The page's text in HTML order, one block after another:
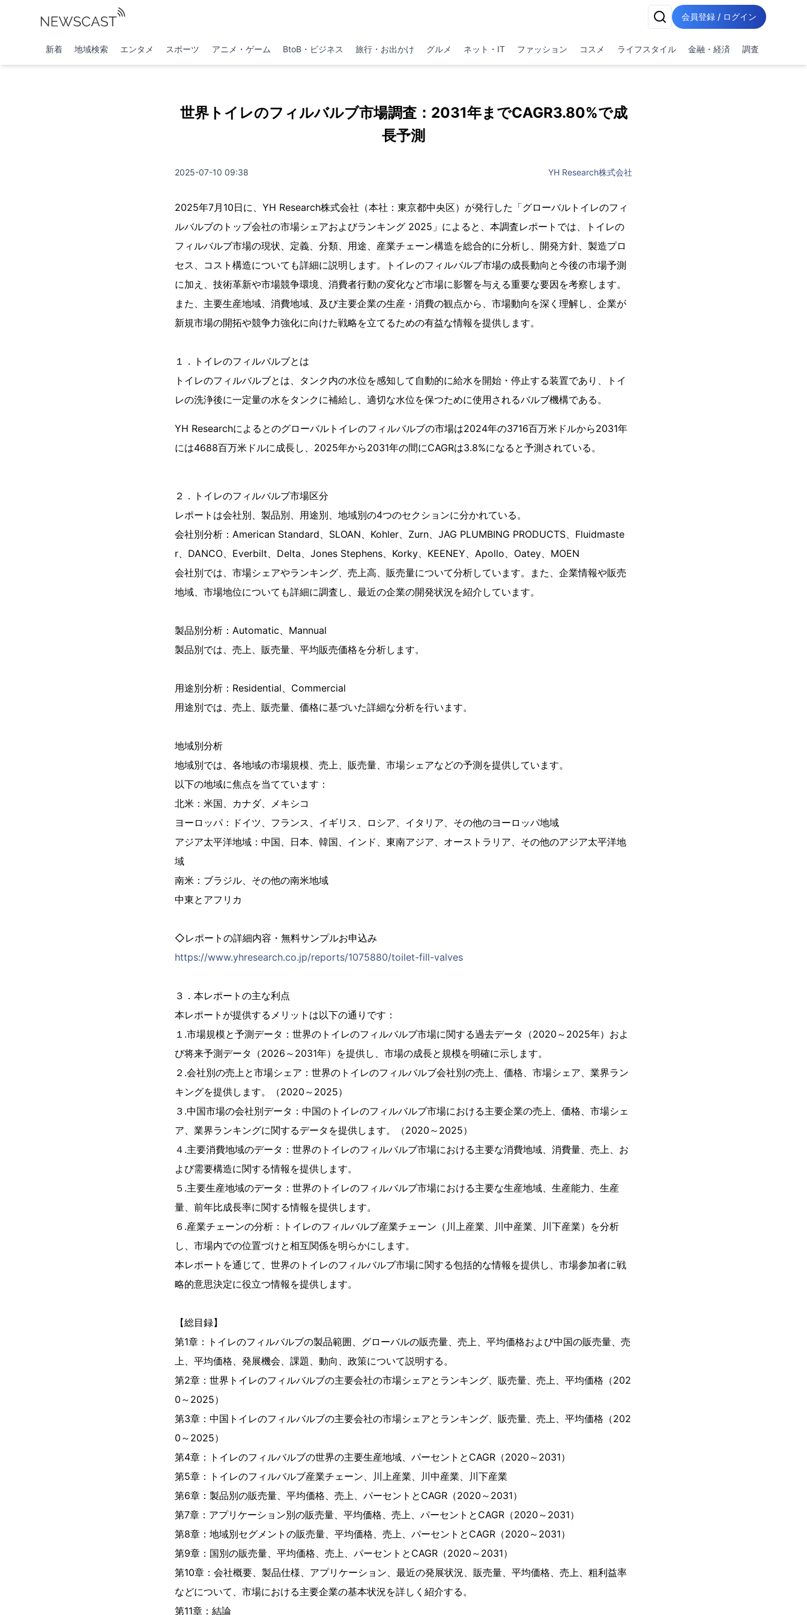
会員登録 / ログイン
新着 地域検索 エンタメ スポーツ アニメ・ゲーム BtoB・ビジネス 旅行・お出かけ グルメ ネット・IT ファッション コスメ ライフスタイル 金融・経済 調査
世界トイレのフィルバルブ市場調査：2031年までCAGR3.80%で成
長予測
2025-07-10 09:38 YH Research株式会社
2025年7月10日に、YH Research株式会社（本社：東京都中央区）が発行した「グローバルトイレのフィ
ルバルブのトップ会社の市場シェアおよびランキング 2025」によると、本調査レポートでは、トイレの
フィルバルブ市場の現状、定義、分類、用途、産業チェーン構造を総合的に分析し、開発方針、製造プロ
セス、コスト構造についても詳細に説明します。トイレのフィルバルブ市場の成長動向と今後の市場予測
に加え、技術革新や市場競争環境、消費者行動の変化など市場に影響を与える重要な要因を考察します。
また、主要生産地域、消費地域、及び主要企業の生産・消費の観点から、市場動向を深く理解し、企業が
新規市場の開拓や競争力強化に向けた戦略を立てるための有益な情報を提供します。
１．トイレのフィルバルブとは
トイレのフィルバルブとは、タンク内の水位を感知して自動的に給水を開始・停止する装置であり、トイ
レの洗浄後に一定量の水をタンクに補給し、適切な水位を保つために使用されるバルブ機構である。
YH Researchによるとのグローバルトイレのフィルバルブの市場は2024年の3716百万米ドルから2031年
には4688百万米ドルに成長し、2025年から2031年の間にCAGRは3.8%になると予測されている。
２．トイレのフィルバルブ市場区分
レポートは会社別、製品別、用途別、地域別の4つのセクションに分かれている。
会社別分析：American Standard、SLOAN、Kohler、Zurn、JAG PLUMBING PRODUCTS、Fluidmaste
r、DANCO、Everbilt、Delta、Jones Stephens、Korky、KEENEY、Apollo、Oatey、MOEN
会社別では、市場シェアやランキング、売上高、販売量について分析しています。また、企業情報や販売
地域、市場地位についても詳細に調査し、最近の企業の開発状況を紹介しています。
製品別分析：Automatic、Mannual
製品別では、売上、販売量、平均販売価格を分析します。
用途別分析：Residential、Commercial
用途別では、売上、販売量、価格に基づいた詳細な分析を行います。
地域別分析
地域別では、各地域の市場規模、売上、販売量、市場シェアなどの予測を提供しています。
以下の地域に焦点を当てています：
北米：米国、カナダ、メキシコ
ヨーロッパ：ドイツ、フランス、イギリス、ロシア、イタリア、その他のヨーロッパ地域
アジア太平洋地域：中国、日本、韓国、インド、東南アジア、オーストラリア、その他のアジア太平洋地
域
南米：ブラジル、その他の南米地域
中東とアフリカ
◇レポートの詳細内容・無料サンプルお申込み
https://www.yhresearch.co.jp/reports/1075880/toilet-fill-valves
３．本レポートの主な利点
本レポートが提供するメリットは以下の通りです：
１.市場規模と予測データ：世界のトイレのフィルバルブ市場に関する過去データ（2020～2025年）およ
び将来予測データ（2026～2031年）を提供し、市場の成長と規模を明確に示します。
２.会社別の売上と市場シェア：世界のトイレのフィルバルブ会社別の売上、価格、市場シェア、業界ラン
キングを提供します。（2020～2025）
３.中国市場の会社別データ：中国のトイレのフィルバルブ市場における主要企業の売上、価格、市場シェ
ア、業界ランキングに関するデータを提供します。（2020～2025）
４.主要消費地域のデータ：世界のトイレのフィルバルブ市場における主要な消費地域、消費量、売上、お
よび需要構造に関する情報を提供します。
５.主要生産地域のデータ：世界のトイレのフィルバルブ市場における主要な生産地域、生産能力、生産
量、前年比成長率に関する情報を提供します。
６.産業チェーンの分析：トイレのフィルバルブ産業チェーン（川上産業、川中産業、川下産業）を分析
し、市場内での位置づけと相互関係を明らかにします。
本レポートを通じて、世界のトイレのフィルバルブ市場に関する包括的な情報を提供し、市場参加者に戦
略的意思決定に役立つ情報を提供します。
【総目録】
第1章：トイレのフィルバルブの製品範囲、グローバルの販売量、売上、平均価格および中国の販売量、売
上、平均価格、発展機会、課題、動向、政策について説明する。
第2章：世界トイレのフィルバルブの主要会社の市場シェアとランキング、販売量、売上、平均価格（202
0～2025）
第3章：中国トイレのフィルバルブの主要会社の市場シェアとランキング、販売量、売上、平均価格（202
0～2025）
第4章：トイレのフィルバルブの世界の主要生産地域、パーセントとCAGR（2020～2031）
第5章：トイレのフィルバルブ産業チェーン、川上産業、川中産業、川下産業
第6章：製品別の販売量、平均価格、売上、パーセントとCAGR（2020～2031）
第7章：アプリケーション別の販売量、平均価格、売上、パーセントとCAGR（2020～2031）
第8章：地域別セグメントの販売量、平均価格、売上、パーセントとCAGR（2020～2031）
第9章：国別の販売量、平均価格、売上、パーセントとCAGR（2020～2031）
第10章：会社概要、製品仕様、アプリケーション、最近の発展状況、販売量、平均価格、売上、粗利益率
などについて、市場における主要企業の基本状況を詳しく紹介する。
第11章：結論